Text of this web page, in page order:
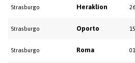
Strasburgo Heraklion
Strasburgo Oporto
Strasburgo Roma